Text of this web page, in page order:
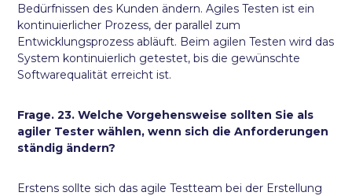
Bedürfnissen des Kunden ändern. Agiles Testen ist ein
kontinuierlicher Prozess, der parallel zum
Entwicklungsprozess abläuft. Beim agilen Testen wird das
System kontinuierlich getestet, bis die gewünschte
Softwarequalität erreicht ist.
Frage. 23. Welche Vorgehensweise sollten Sie als
agiler Tester wählen, wenn sich die Anforderungen
ständig ändern?
Erstens sollte sich das agile Testteam bei der Erstellung